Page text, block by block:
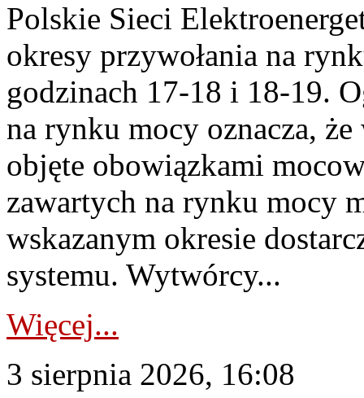
Polskie Sieci
okresy przywołania na
godzinach 17-18 i 18-19.
na rynku mocy oznacza,
objęte obowiązkami
zawartych na rynku mocy
wskazanym okresie
systemu. Wytwórcy...
Więcej...
3 sierpnia 2026, 16:08